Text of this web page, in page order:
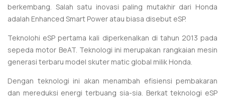
berkembang. Salah satu inovasi paling mutakhir dari Honda
adalah Enhanced Smart Power atau biasa disebut eSP.
Teknolohi eSP pertama kali diperkenalkan di tahun 2013 pada
sepeda motor BeAT. Teknologi ini merupakan rangkaian mesin
generasi terbaru model skuter matic global milik Honda.
Dengan teknologi ini akan menambah efisiensi pembakaran
dan mereduksi energi terbuang sia-sia. Berkat teknologi eSP